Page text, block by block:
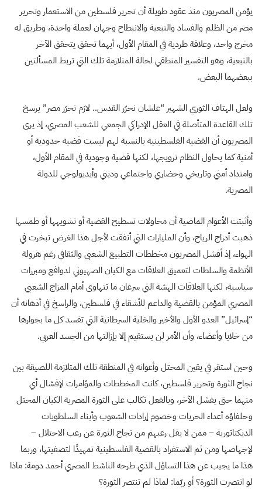
يؤمن المصريون منذ عقود طويلة أن تحرير فلسطين من الاستعمار وتحرير
مصر من الظلم والفساد والتبعية والانبطاح وجهان لعملة واحدة، وطريق له
مخرج واحد، وعلاقة طردية في المقام الأول، أيهما تحقق يتحقق الآخر
بالتبعية، وهو التفسير المنطقي لحالة المتلازمة تلك التي تربط المسألتين
ببعضهما البعض.
ولعل الهتاف الثوري الشهير “علشان نحرّر القدس.. لازم نحرّر مصر” يرسخ
تلك القاعدة المتأصلة في العقل الإدراكي الجمعي للشعب المصري، إذ يرى
المصريون أن القضية الفلسطينية بالنسبة لهم ليست قضية حدودية أو
أمنية كما يحاول النظام ترويجها، لكنها قضية وجودية في المقام الأول،
وامتداد أمني وتاريخي وحضاري واجتماعي وديني وأيديولوجي للدولة
المصرية.
وأثبتت الأعوام الماضية أن محاولات تسطيح القضية أو تشويهها أو طمسها
ذهبت أدراج الرياح، وأن المليارات التي أنفقت لأجل هذا الغرض تبخرت في
الهواء، إذ أفشل المصريون مخططات التطبيع الشعبي والثقافي رغم هرولة
الأنظمة والسلطات لتعميق العلاقات مع الكيان الصهيوني لدوافع ومبررات
سياسية، لكنها العلاقات الهشة التي سرعان ما تتهاوى أمام المزاج الشعبي
المصري المؤمن بالقضية والداعم للأشقاء في فلسطين، والراسخ في أذهانه أن
“إسرائيل” العدو الأول والأخير والخلية السرطانية التي تفسد كل ما بجوارها
من خلايا وأعضاء، وأن الأمر لن يستقيم إلا بإزالتها من الجسد العربي.
وحين استقر في يقين المحتل وأعوانه في المنطقة تلك المتلازمة اللصيقة بين
نجاح الثورة وتحرير فلسطين، كانت المخططات والمؤامرات لإفشال أي
منهما حتى يفشل الآخر، وبالفعل تكالب على الثورة المصرية الكيان المحتل
وحلفاؤه أعداء الحريات وخصوم إرادات الشعوب وأبناء السلطويات
الديكتاتورية – ممن لا يقل رعبهم من نجاح الثورة عن رعب الاحتلال –
لإجهاضها ومن ثم الاستفراد بالقضية الفلسطينية تمهيدًا لتصفيتها، وربما
هذا ما يجيب عن هذا التساؤل الذي طرحه الناشط المصري أحمد دومة: ماذا
لو انتصرت الثورة؟ أو ربّما: لماذا لم تنتصر الثورة؟